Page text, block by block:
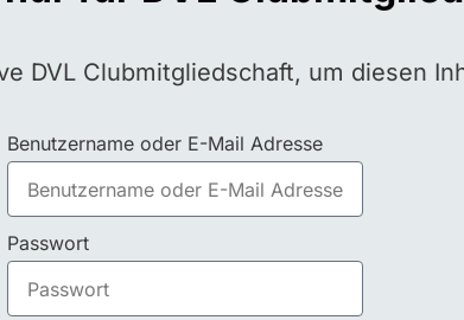
DVL Clubmitgliedschaft, um diesen
Benutzername oder E-Mail Adresse
Passwort